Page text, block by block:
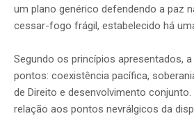
um plano genérico defendendo a paz
cessar-fogo frágil, estabelecido há
Segundo os princípios apresentados,
pontos: coexistência pacífica,
de Direito e desenvolvimento
relação aos pontos nevrálgicos da